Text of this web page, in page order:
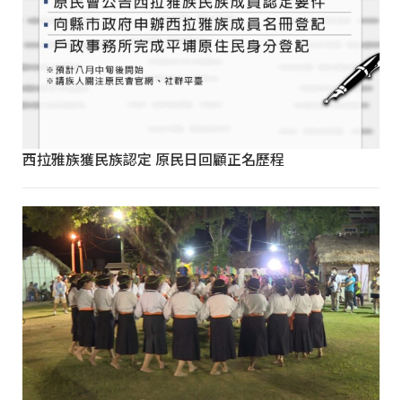
西拉雅族獲民族認定 原民日回顧正名歷程